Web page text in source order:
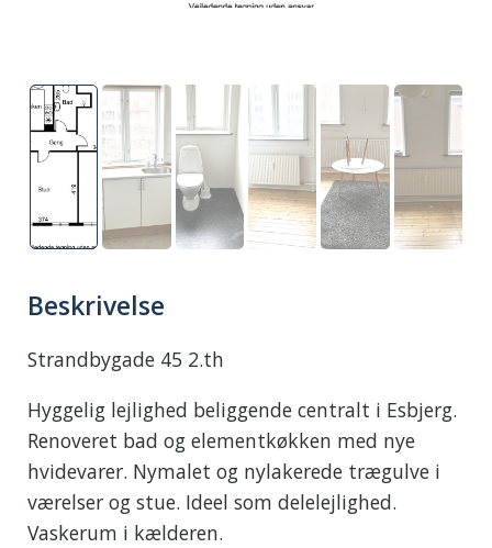
Beskrivelse
Strandbygade 45 2.th
Hyggelig lejlighed beliggende centralt i Esbjerg.
Renoveret bad og elementkøkken med nye
hvidevarer. Nymalet og nylakerede trægulve i
værelser og stue. Ideel som delelejlighed.
Vaskerum i kælderen.